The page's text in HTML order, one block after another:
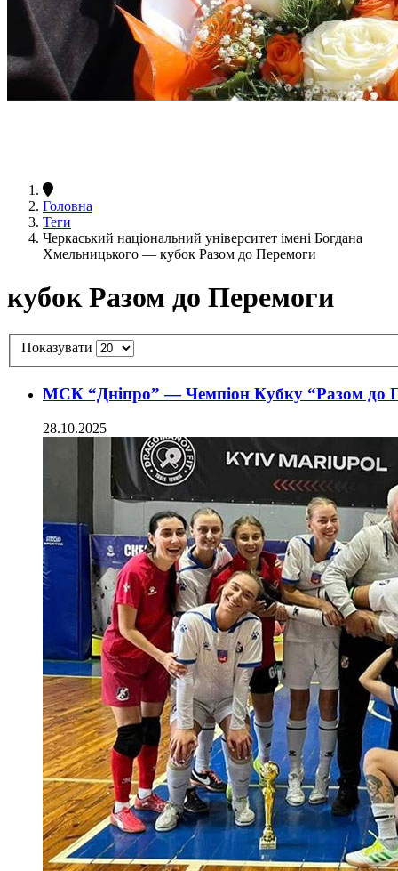
Головна
Теги
Черкаський національний університет імені Богдана
Хмельницького — кубок Разом до Перемоги
кубок Разом до Перемоги
Показувати
МСК “Дніпро” — Чемпіон Кубку “Разом до
28.10.2025